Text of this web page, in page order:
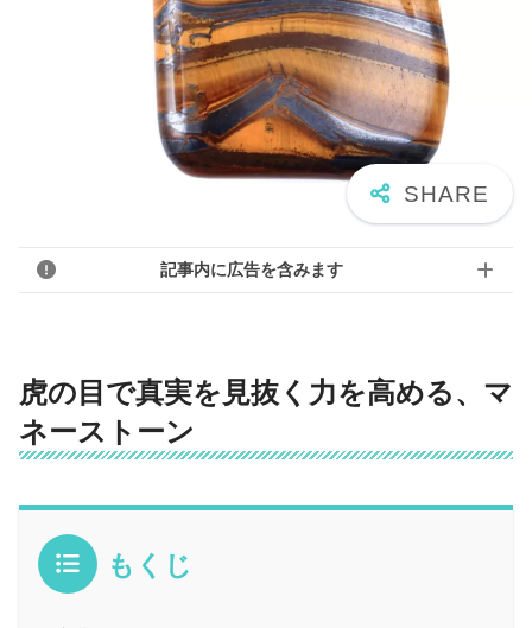
記事内に広告を含みます
虎の目で真実を見抜く力を高める、マ
ネーストーン
もくじ